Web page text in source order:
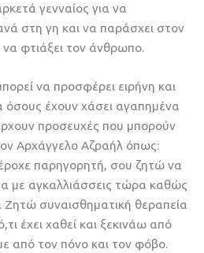
γενναίος για να
στη γη και να παράσχει στον
να φτιάξει τον άνθρωπο.
να προσφέρει ειρήνη και
όσους έχουν χάσει αγαπημένα
προσευχές που μπορούν
Αρχάγγελο Αζραήλ όπως:
παρηγορητή, σου ζητώ να
με αγκαλλιάσσεις τώρα καθώς
συναισθηματική θεραπεία
έχει χαθεί και ξεκινάω από
από τον πόνο και τον φόβο.